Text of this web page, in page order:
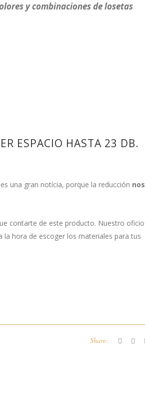
y combinaciones de losetas
ESPACIO HASTA 23 DB.
una gran notícia, porque la reducción nos
contarte de este producto. Nuestro oficio
hora de escoger los materiales para tus
Share: